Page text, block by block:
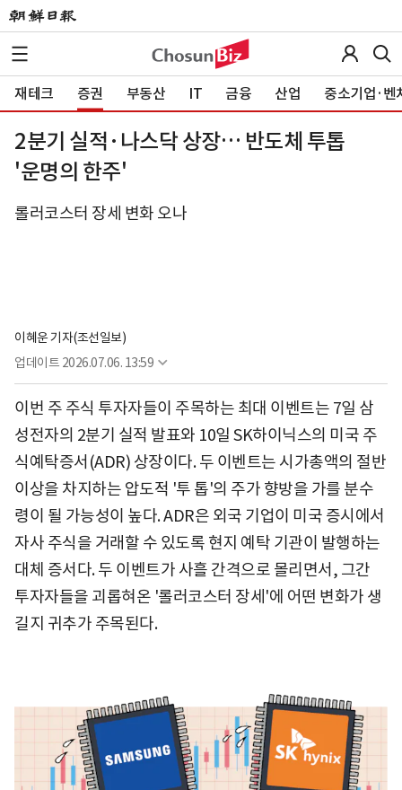
재테크 증권 부동산 IT 금융 산업 중소기업·벤
2분기 실적·나스닥 상장… 반도체 투톱
'운명의 한주'
롤러코스터 장세 변화 오나
이혜운 기자(조선일보)
업데이트 2026.07.06. 13:59
이번 주 주식 투자자들이 주목하는 최대 이벤트는 7일 삼
성전자의 2분기 실적 발표와 10일 SK하이닉스의 미국 주
식예탁증서(ADR) 상장이다. 두 이벤트는 시가총액의 절반
이상을 차지하는 압도적 '투 톱'의 주가 향방을 가를 분수
령이 될 가능성이 높다. ADR은 외국 기업이 미국 증시에서
자사 주식을 거래할 수 있도록 현지 예탁 기관이 발행하는
대체 증서다. 두 이벤트가 사흘 간격으로 몰리면서, 그간
투자자들을 괴롭혀온 '롤러코스터 장세'에 어떤 변화가 생
길지 귀추가 주목된다.